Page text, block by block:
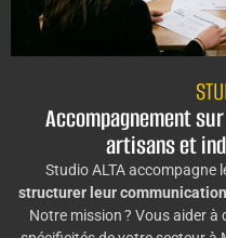
Accompagnement
artisans et
Studio ALTA accompagne
structurer leur communication
Notre mission ? Vous aider à